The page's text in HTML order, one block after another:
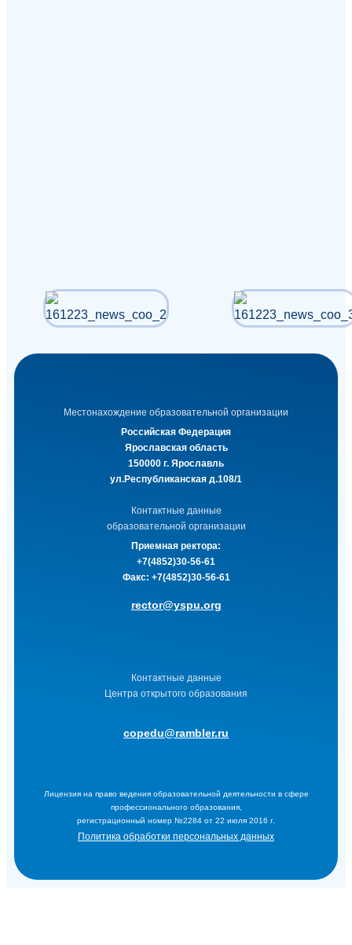
Местонахождение образовательной организации
Российская Федерация
Ярославская область
150000 г. Ярославль
ул.Республиканская д.108/1
Контактные данные
образовательной организации
Приемная ректора:
+7(4852)30-56-61
Факс: +7(4852)30-56-61
rector@yspu.org
Контактные данные
Центра открытого образования
copedu@rambler.ru
Лицензия на право ведения образовательной деятельности в сфере
профессионального образования,
регистрационный номер №2284 от 22 июля 2016 г.
Политика обработки персональных данных